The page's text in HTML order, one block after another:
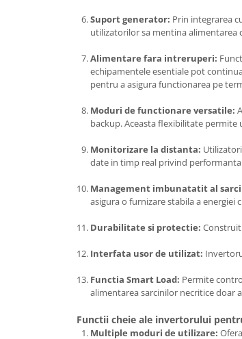
Suport generator: Prin integrarea
utilizatorilor sa mentina alimentarea
Alimentare fara intreruperi:
echipamentele esentiale pot
pentru a asigura functionarea pe
Moduri de functionare versatile:
backup. Aceasta flexibilitate permite
Monitorizare la distanta:
date in timp real privind
Management imbunatatit al
asigura o furnizare stabila a energiei
Durabilitate si protectie:
Interfata usor de utilizat:
Functia Smart Load: Permite
alimentarea sarcinilor necritice doar
Functii cheie ale invertorului
Multiple moduri de utilizare: